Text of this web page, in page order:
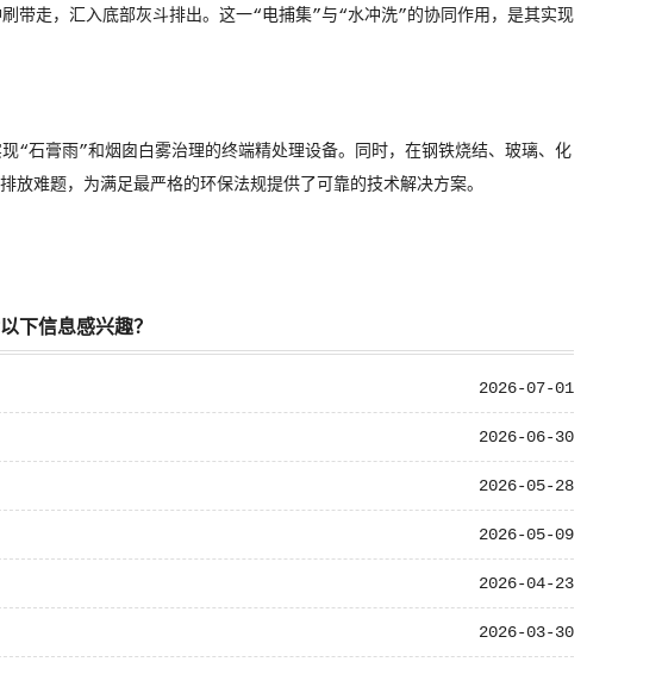
带走，汇入底部灰斗排出。这一“电捕集”与“水冲洗”的协同作用，是其实现
“石膏雨”和烟囱白雾治理的终端精处理设备。同时，在钢铁烧结、玻璃、化
难题，为满足最严格的环保法规提供了可靠的技术解决方案。
下信息感兴趣？
2026-07-01
2026-06-30
2026-05-28
2026-05-09
2026-04-23
2026-03-30